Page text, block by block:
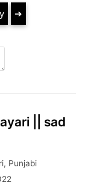
➔
|| sad
, Punjabi